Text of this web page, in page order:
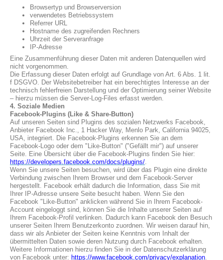
Browsertyp und Browserversion
verwendetes Betriebssystem
Referrer URL
Hostname des zugreifenden Rechners
Uhrzeit der Serveranfrage
IP-Adresse
Eine Zusammenführung dieser Daten mit anderen Datenquellen wird
nicht vorgenommen.
Die Erfassung dieser Daten erfolgt auf Grundlage von Art. 6 Abs. 1 lit.
f DSGVO. Der Websitebetreiber hat ein berechtigtes Interesse an der
technisch fehlerfreien Darstellung und der Optimierung seiner Website
– hierzu müssen die Server-Log-Files erfasst werden.
4. Soziale Medien
Facebook-Plugins (Like & Share-Button)
Auf unseren Seiten sind Plugins des sozialen Netzwerks Facebook,
Anbieter Facebook Inc., 1 Hacker Way, Menlo Park, California 94025,
USA, integriert. Die Facebook-Plugins erkennen Sie an dem
Facebook-Logo oder dem "Like-Button" ("Gefällt mir") auf unserer
Seite. Eine Übersicht über die Facebook-Plugins finden Sie hier:
https://developers.facebook.com/docs/plugins/.
Wenn Sie unsere Seiten besuchen, wird über das Plugin eine direkte
Verbindung zwischen Ihrem Browser und dem Facebook-Server
hergestellt. Facebook erhält dadurch die Information, dass Sie mit
Ihrer IP-Adresse unsere Seite besucht haben. Wenn Sie den
Facebook "Like-Button" anklicken während Sie in Ihrem Facebook-
Account eingeloggt sind, können Sie die Inhalte unserer Seiten auf
Ihrem Facebook-Profil verlinken. Dadurch kann Facebook den Besuch
unserer Seiten Ihrem Benutzerkonto zuordnen. Wir weisen darauf hin,
dass wir als Anbieter der Seiten keine Kenntnis vom Inhalt der
übermittelten Daten sowie deren Nutzung durch Facebook erhalten.
Weitere Informationen hierzu finden Sie in der Datenschutzerklärung
von Facebook unter: https://www.facebook.com/privacy/explanation.